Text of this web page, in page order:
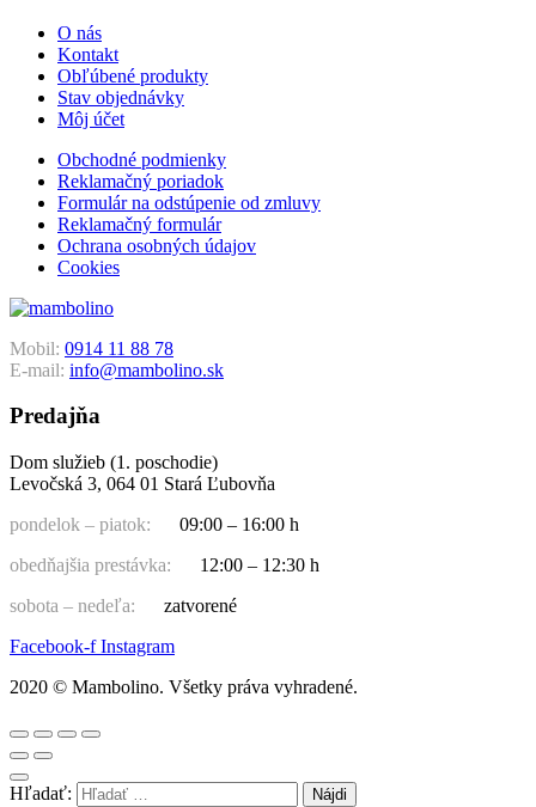
O nás
Kontakt
Obľúbené produkty
Stav objednávky
Môj účet
Obchodné podmienky
Reklamačný poriadok
Formulár na odstúpenie od zmluvy
Reklamačný formulár
Ochrana osobných údajov
Cookies
Mobil: 0914 11 88 78
E-mail: info@mambolino.sk
Predajňa
Dom služieb (1. poschodie)
Levočská 3, 064 01 Stará Ľubovňa
pondelok – piatok:
09:00 – 16:00 h
obedňajšia prestávka:
12:00 – 12:30 h
sobota – nedeľa:
zatvorené
Facebook-f Instagram
2020 © Mambolino. Všetky práva vyhradené.
Hľadať: